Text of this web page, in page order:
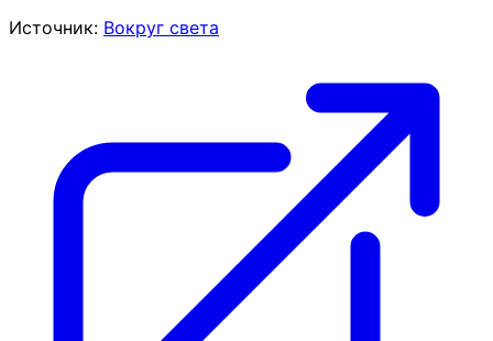
Источник: Вокруг света